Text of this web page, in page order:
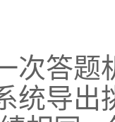
次答题
统导出